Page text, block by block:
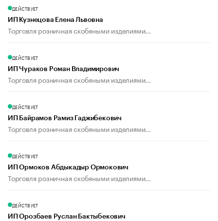
ДЕЙСТВУЕТ
ИП Кузнецова Елена Львовна
Торговля розничная скобяными изделиями...
ДЕЙСТВУЕТ
ИП Чураков Роман Владимирович
Торговля розничная скобяными изделиями...
ДЕЙСТВУЕТ
ИП Байрамов Рамиз Гаджибекович
Торговля розничная скобяными изделиями...
ДЕЙСТВУЕТ
ИП Ормоков Абдыкадыр Ормокович
Торговля розничная скобяными изделиями...
ДЕЙСТВУЕТ
ИП Орозбаев Руслан Бактыбекович